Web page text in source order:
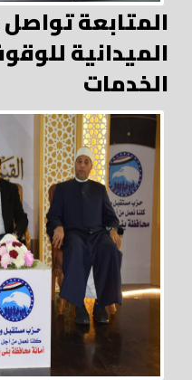
المتابعة تواصل
الميدانية
الخدمات